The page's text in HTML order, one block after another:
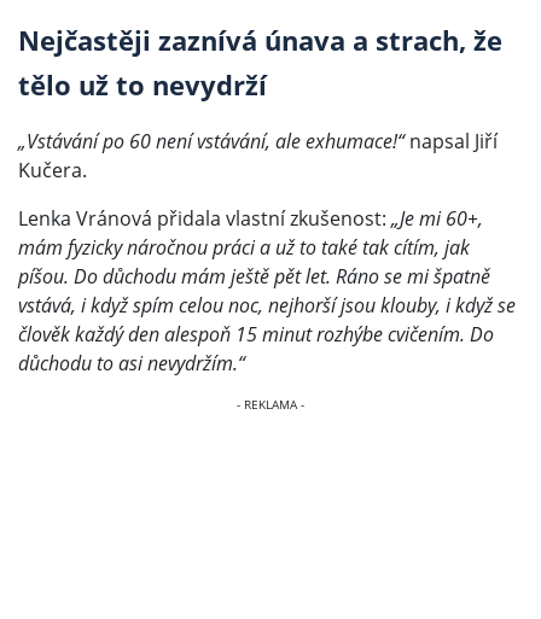
Nejčastěji zaznívá únava a strach, že
tělo už to nevydrží
„Vstávání po 60 není vstávání, ale exhumace!“napsal Jiří
Kučera.
Lenka Vránová přidala vlastní zkušenost:„Je mi 60+,
mám fyzicky náročnou práci a už to také tak cítím, jak
píšou. Do důchodu mám ještě pět let. Ráno se mi špatně
vstává, i když spím celou noc, nejhorší jsou klouby, i když se
člověk každý den alespoň 15 minut rozhýbe cvičením. Do
důchodu to asi nevydržím.“